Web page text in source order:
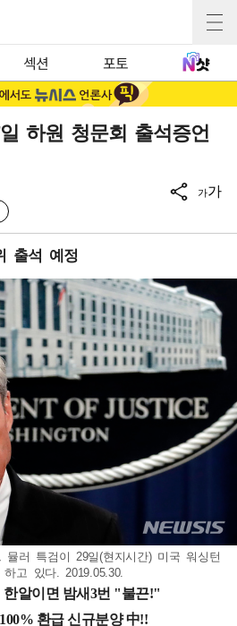
섹션 포토
하원 청문회 출석증언
가가
출석 예정
뮬러 특검이 29일(현지시간) 미국 워싱턴
고 있다. 2019.05.30.